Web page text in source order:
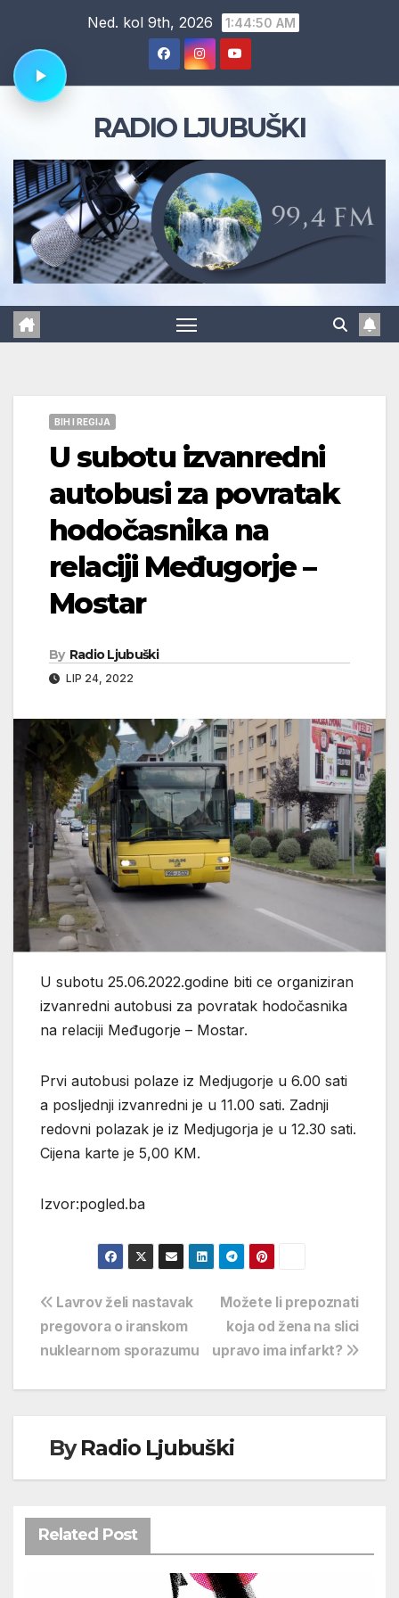
content
Ned. kol 9th, 2026 1:44:51 AM
RADIO LJUBUŠKI
BIH I REGIJA
U subotu izvanredni
autobusi za povratak
hodočasnika na
relaciji Međugorje –
Mostar
By Radio Ljubuški
LIP 24, 2022
U subotu 25.06.2022.godine biti ce organiziran
izvanredni autobusi za povratak hodočasnika
na relaciji Međugorje – Mostar.
Prvi autobusi polaze iz Medjugorje u 6.00 sati
a posljednji izvanredni je u 11.00 sati. Zadnji
redovni polazak je iz Medjugorja je u 12.30 sati.
Cijena karte je 5,00 KM.
Izvor:pogled.ba
Navigacija
objava
Možete li prepoznati
koja od žena na slici
upravo ima infarkt?
Lavrov želi nastavak
pregovora o iranskom
nuklearnom sporazumu
ByRadio Ljubuški
Related Post